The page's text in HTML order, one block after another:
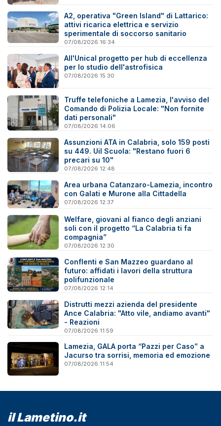
A2, operativa "Green Island" di Lattarico:
attivi ricarica elettrica e servizio
sperimentale di soccorso sanitario
07/08/2026 16:34
All'Unical progetto per hub di eccellenza
per lo studio dell'astrofisica
07/08/2026 15:30
Truffe telefoniche a Lamezia, l'avviso del
Comando di Polizia Locale: "Non fornite
dati personali"
07/08/2026 14:06
Assunzioni ATA in Calabria, solo 159 posti
su 449. Uil Scuola: "Restano fuori 6
precari su 10"
07/08/2026 12:48
Area urbana Catanzaro-Lamezia, incontro
con Galati e Murone alla Cittadella
07/08/2026 12:37
Welfare, giovani al fianco degli anziani
soli con il progetto “La Calabria ti fa
compagnia”
07/08/2026 12:30
Conflenti e San Mazzeo guardano al
futuro: affidati i lavori della struttura
polifunzionale
07/08/2026 12:14
Distrutti mezzi azienda del presidente
Ance Calabria: "Atto vile, andiamo avanti"
- Reazioni
07/08/2026 11:59
Lamezia, GALA porta “Pazzi per Caso” a
Jacurso tra sorrisi, memoria ed emozione
07/08/2026 11:54
il Lametino.it